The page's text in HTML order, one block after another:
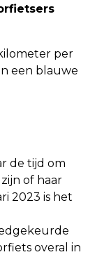
per
een blauwe
de tijd om
of haar
2023 is het
overal in